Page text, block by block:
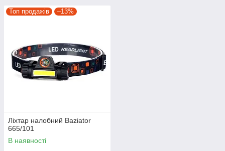
Топ продажів –13%
Ліхтар налобний Baziator
665/101
В наявності